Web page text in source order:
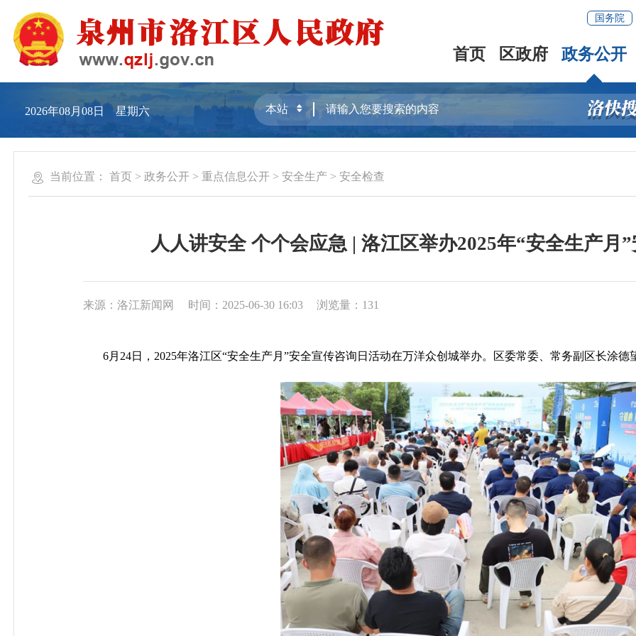
国务院
首页 区政府 政务公开
2026年08月08日 星期六
当前位置： 首页 >政务公开 >重点信息公开 >安全生产 >安全检查
人人讲安全 个个会应急 | 洛江区举办2025年“安全生产月
来源：洛江新闻网 时间：2025-06-30 16:03 浏览量： 131
6月24日，2025年洛江区“安全生产月”安全宣传咨询日活动在万洋众创城举办。区委常委、常务副区长涂德